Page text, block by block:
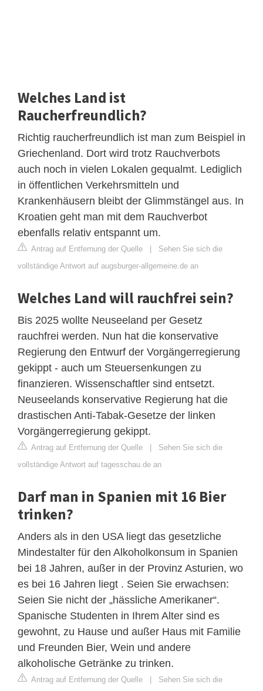
Welches Land ist
Raucherfreundlich?
Richtig raucherfreundlich ist man zum Beispiel in
Griechenland. Dort wird trotz Rauchverbots
auch noch in vielen Lokalen gequalmt. Lediglich
in öffentlichen Verkehrsmitteln und
Krankenhäusern bleibt der Glimmstängel aus. In
Kroatien geht man mit dem Rauchverbot
ebenfalls relativ entspannt um.
Antrag auf Entfernung der Quelle | Sehen Sie sich die
vollständige Antwort auf augsburger-allgemeine.de an
Welches Land will rauchfrei sein?
Bis 2025 wollte Neuseeland per Gesetz
rauchfrei werden. Nun hat die konservative
Regierung den Entwurf der Vorgängerregierung
gekippt - auch um Steuersenkungen zu
finanzieren. Wissenschaftler sind entsetzt.
Neuseelands konservative Regierung hat die
drastischen Anti-Tabak-Gesetze der linken
Vorgängerregierung gekippt.
Antrag auf Entfernung der Quelle | Sehen Sie sich die
vollständige Antwort auf tagesschau.de an
Darf man in Spanien mit 16 Bier
trinken?
Anders als in den USA liegt das gesetzliche
Mindestalter für den Alkoholkonsum in Spanien
bei 18 Jahren, außer in der Provinz Asturien, wo
es bei 16 Jahren liegt . Seien Sie erwachsen:
Seien Sie nicht der „hässliche Amerikaner“.
Spanische Studenten in Ihrem Alter sind es
gewohnt, zu Hause und außer Haus mit Familie
und Freunden Bier, Wein und andere
alkoholische Getränke zu trinken.
Antrag auf Entfernung der Quelle | Sehen Sie sich die